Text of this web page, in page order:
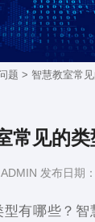
题 > 智慧教室常
常见的类
发布日期
型有哪些？